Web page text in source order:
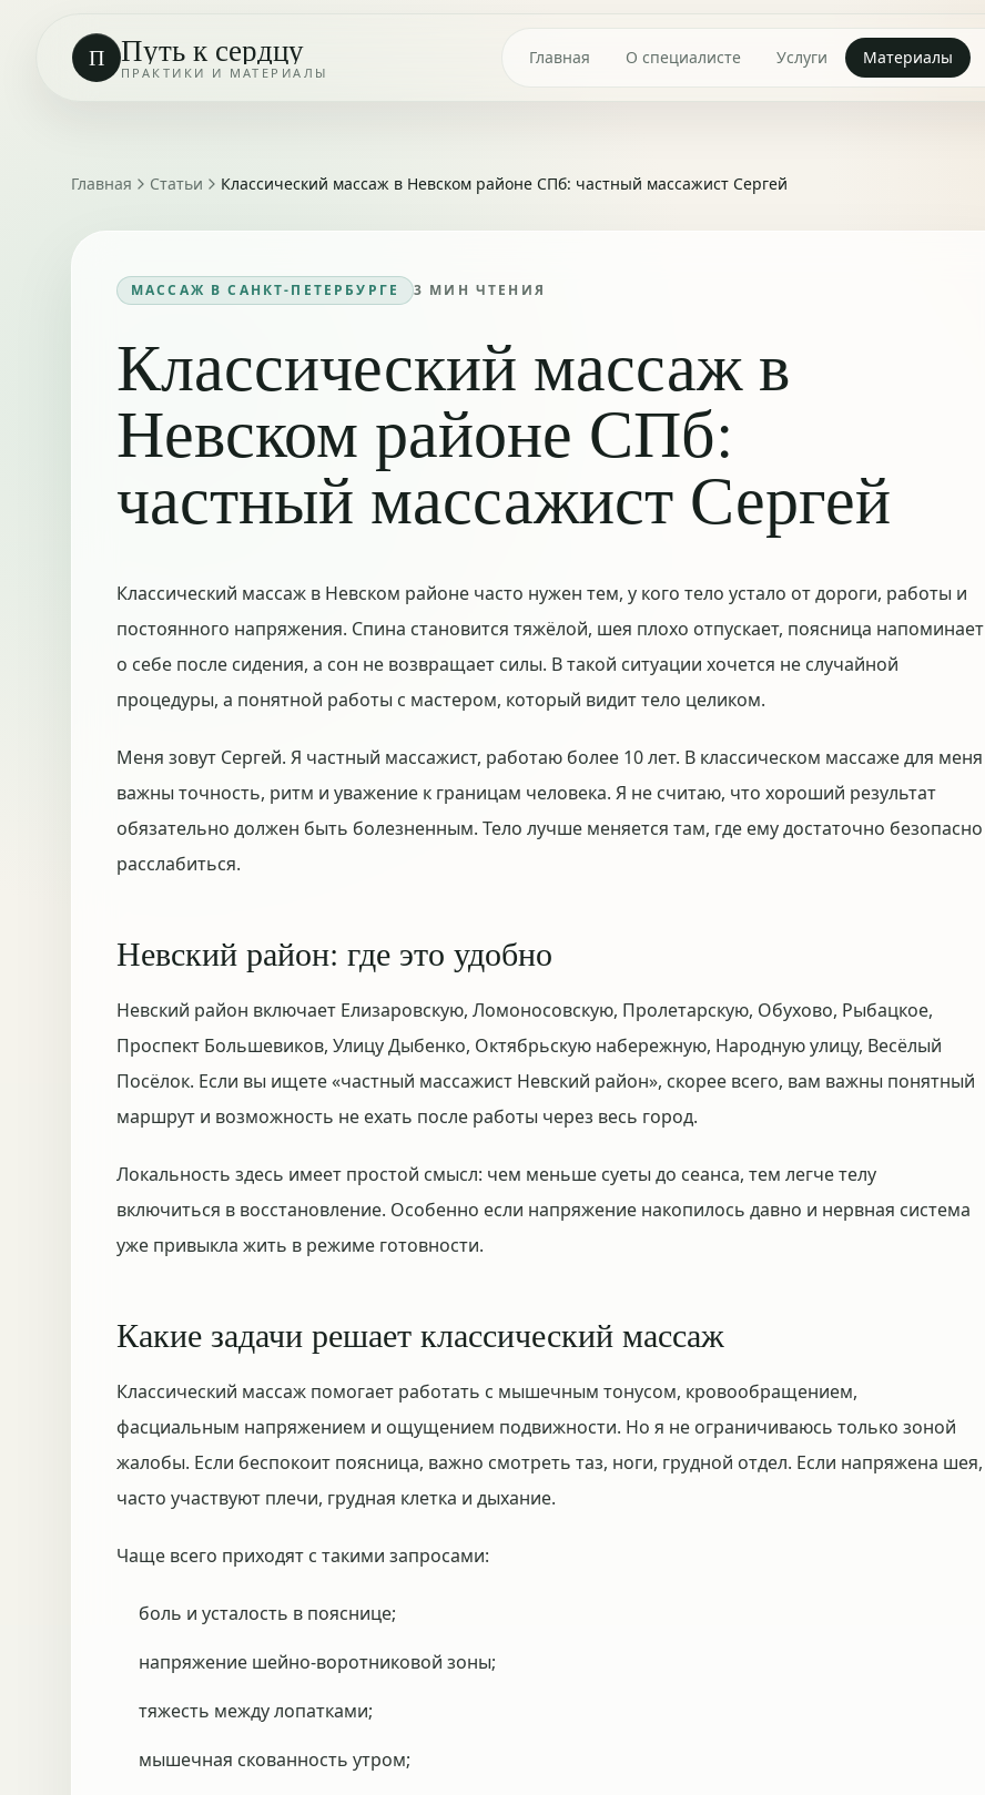
П Путь к сердцу
ПРАКТИКИ И МАТЕРИАЛЫ
Главная О специалисте Услуги Материалы
Главная Статьи Классический массаж в Невском районе СПб: частный массажист Сергей
МАССАЖ В САНКТ-ПЕТЕРБУРГЕ 3 МИН ЧТЕНИЯ
Классический массаж в
Невском районе СПб:
частный массажист Сергей
Классический массаж в Невском районе часто нужен тем, у кого тело устало от дороги, работы и
постоянного напряжения. Спина становится тяжёлой, шея плохо отпускает, поясница напоминает
о себе после сидения, а сон не возвращает силы. В такой ситуации хочется не случайной
процедуры, а понятной работы с мастером, который видит тело целиком.
Меня зовут Сергей. Я частный массажист, работаю более 10 лет. В классическом массаже для меня
важны точность, ритм и уважение к границам человека. Я не считаю, что хороший результат
обязательно должен быть болезненным. Тело лучше меняется там, где ему достаточно безопасно
расслабиться.
Невский район: где это удобно
Невский район включает Елизаровскую, Ломоносовскую, Пролетарскую, Обухово, Рыбацкое,
Проспект Большевиков, Улицу Дыбенко, Октябрьскую набережную, Народную улицу, Весёлый
Посёлок. Если вы ищете «частный массажист Невский район», скорее всего, вам важны понятный
маршрут и возможность не ехать после работы через весь город.
Локальность здесь имеет простой смысл: чем меньше суеты до сеанса, тем легче телу
включиться в восстановление. Особенно если напряжение накопилось давно и нервная система
уже привыкла жить в режиме готовности.
Какие задачи решает классический массаж
Классический массаж помогает работать с мышечным тонусом, кровообращением,
фасциальным напряжением и ощущением подвижности. Но я не ограничиваюсь только зоной
жалобы. Если беспокоит поясница, важно смотреть таз, ноги, грудной отдел. Если напряжена шея,
часто участвуют плечи, грудная клетка и дыхание.
Чаще всего приходят с такими запросами:
боль и усталость в пояснице;
напряжение шейно-воротниковой зоны;
тяжесть между лопатками;
мышечная скованность утром;